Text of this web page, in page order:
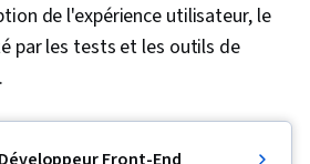
de l'expérience utilisateur, le
par les tests et les outils de